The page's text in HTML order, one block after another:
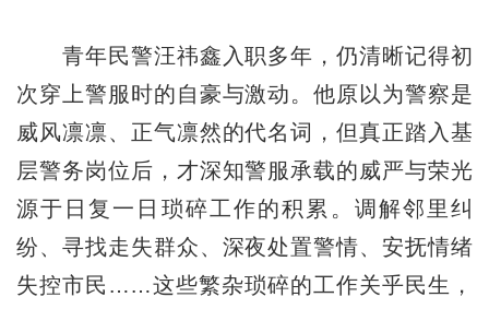
青年民警汪祎鑫入职多年，仍清晰记得初
次穿上警服时的自豪与激动。他原以为警察是
威风凛凛、正气凛然的代名词，但真正踏入基
层警务岗位后，才深知警服承载的威严与荣光
源于日复一日琐碎工作的积累。调解邻里纠
纷、寻找走失群众、深夜处置警情、安抚情绪
失控市民……这些繁杂琐碎的工作关乎民生，